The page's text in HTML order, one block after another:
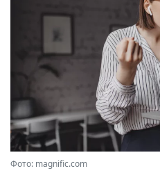
Фото: magnific.com